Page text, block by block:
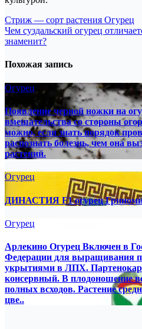
Навигация
по
Стриж — сорт растения Огурец
Чем суздальский огурец
знаменит?
Похожая запись
Огурец
Появление черной ножки на
вмешательства со стороны
можно, если знать порядок
распознать болезнь, чем она
растений.
Огурец
ДИНАСТИЯ F1 огурец
Огурец
Арлекино Огурец Включен в
Федерации для выращивания
укрытиями в ЛПХ.
консервный. В плодоношение
полных всходов. Растение
цве..